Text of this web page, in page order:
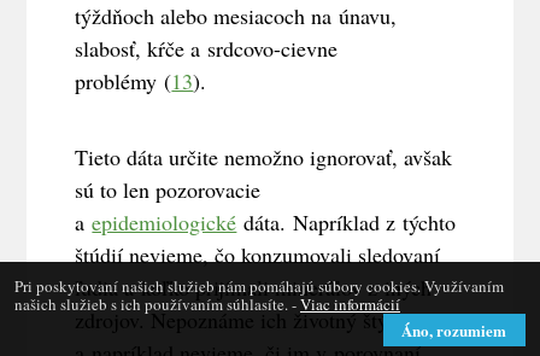
týždňoch alebo mesiacoch na únavu,
slabosť, kŕče a srdcovo-cievne
problémy (13).
Tieto dáta určite nemožno ignorovať, avšak
sú to len pozorovacie
aepidemiologické dáta. Napríklad z týchto
štúdií nevieme, čo konzumovali sledovaní
ľudia a koľko prijímali minerálov z iných
zdrojov. Nepoznáme ich životný štýl
Pri poskytovaní našich služieb nám pomáhajú súbory cookies. Využívaním
našich služieb s ich používaním súhlasíte. -Viac informácií
Áno, rozumiem